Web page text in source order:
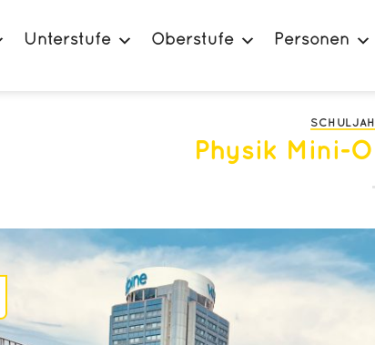
Unterstufe Oberstufe Personen
Physik Mini-